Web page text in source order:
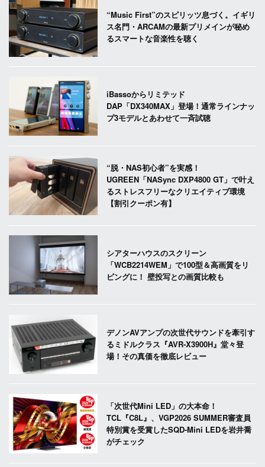
“Music First”のスピリッツ息づく。イギリ
ス名門・ARCAMの最新プリメインが秘め
るスマートな音楽性を聴く
iBassoからリミテッド
DAP「DX340MAX」登場！通常ラインナッ
プ3モデルとあわせて一斉試聴
“脱・NAS初心者”を実感！
UGREEN「NASync DXP4800 GT」で叶え
るストレスフリーなクリエイティブ環境
【割引クーポン有】
シアターハウスのスクリーン
「WCB2214WEM」で100型＆高画質をリ
ビングに！ 壁投写との画質比較も
デノンAVアンプの次世代サウンドを牽引す
るミドルクラス『AVR-X3900H』堂々登
場！その真価を徹底レビュー
「次世代Mini LED」の大本命！
TCL『C8L』、VGP2026 SUMMER審査員
特別賞を受賞したSQD-Mini LEDを岩井喬
がチェック